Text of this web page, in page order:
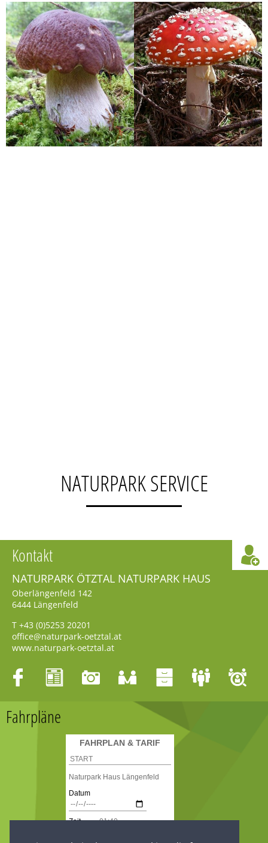
NATURPARK SERVICE
Kontakt
NATURPARK ÖTZTAL NATURPARK HAUS
Oberlängenfeld 142
6444 Längenfeld
T +43 (0)5253 20201
office@naturpark-oetztal.at
www.naturpark-oetztal.at
Fahrpläne